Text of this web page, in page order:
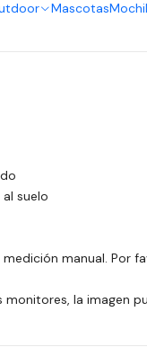
Mascotas
Carro
suelo
manual. Por
la imagen